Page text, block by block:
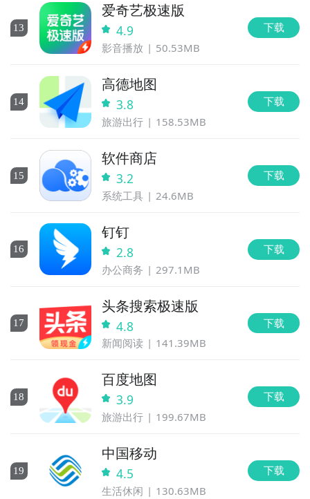
13
爱奇艺极速版
4.9
影音播放 50.53MB
下载
14
高德地图
3.8
旅游出行 158.53MB
下载
15
软件商店
3.2
系统工具 24.6MB
下载
16
钉钉
2.8
办公商务 297.1MB
下载
17
头条搜索极速版
4.8
新闻阅读 141.39MB
下载
18
百度地图
3.9
旅游出行 199.67MB
下载
19
中国移动
4.5
生活休闲 130.63MB
下载